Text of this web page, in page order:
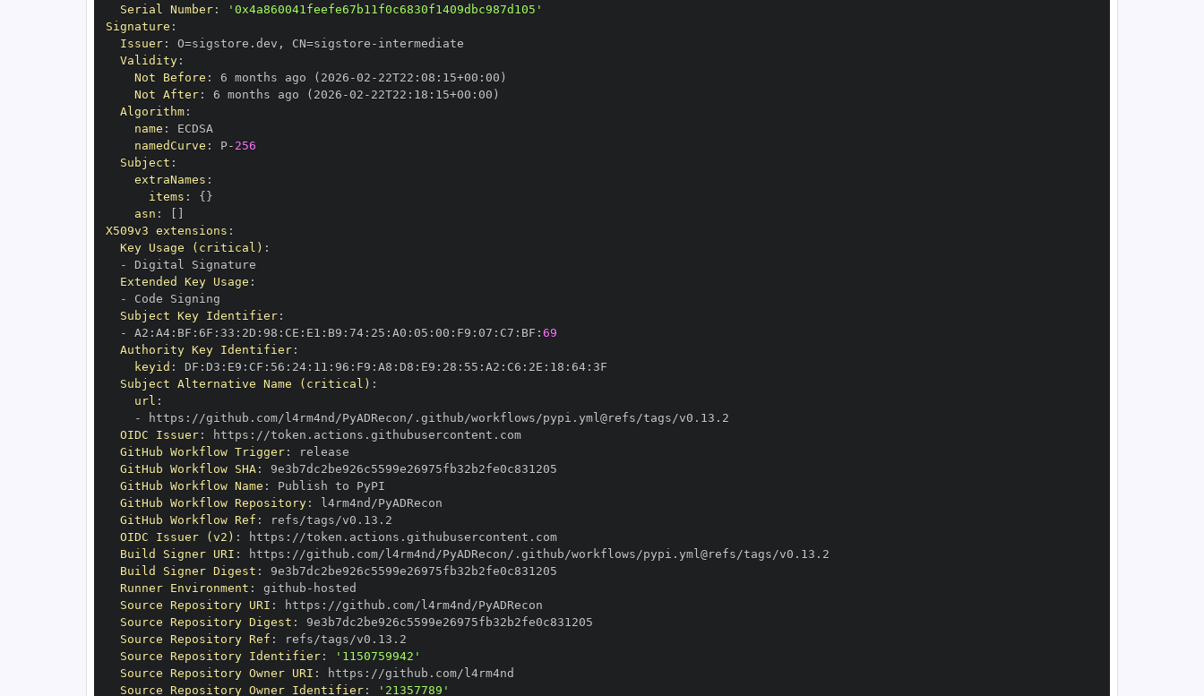
Serial Number:
'0x4a860041feefe67b11f0c6830f1409dbc987d105'
Signature :
Issuer: O=sigstore.dev , CN=sigstore -
Validity:
Not Before : 6 months ago (2026 -02 - 22T22 : 08 : 15+00 :
Not After: 6 months ago (2026 -02 - 22T22 : 18 : 15+00 :
Algorithm:
name :
namedCurve : P- 256
Subject :
extraNames :
items : { }
asn :
X509v3 extensions :
Key Usage (critical) :
-
Extended Key Usage :
-
Subject Key Identifier:
-
A2 : A4: BF : 6F : 33 : 2D : 98 : CE : E1 : B9 : 74: 25 : A0 : 05 : 00 : F9 : 07 : C7 : BF : 69
Authority Key Identifier:
keyid : DF : D3 : E9 : CF : 56 : 24: 11 : 96 : F9 : A8 : D8 : E9 : 28 : 55 : A2 : C6 : 2E : 18 : 64:
Subject Alternative Name (critical) :
url :
-
https :
OIDC Issuer: https :
//token.actions.githubusercontent.com
GitHub Workflow Trigger:
GitHub Workflow SHA:
GitHub Workflow Name :
GitHub Workflow Repository:
GitHub Workflow Ref :
OIDC Issuer (v2) : https :
//token.actions.githubusercontent.com
Build Signer URI : https :
Build Signer Digest :
Runner Environment : github -
Source Repository URI : https :
Source Repository Digest :
Source Repository Ref :
Source Repository Identifier:
'1150759942'
Source Repository Owner URI : https :
Source Repository Owner Identifier: '21357789'